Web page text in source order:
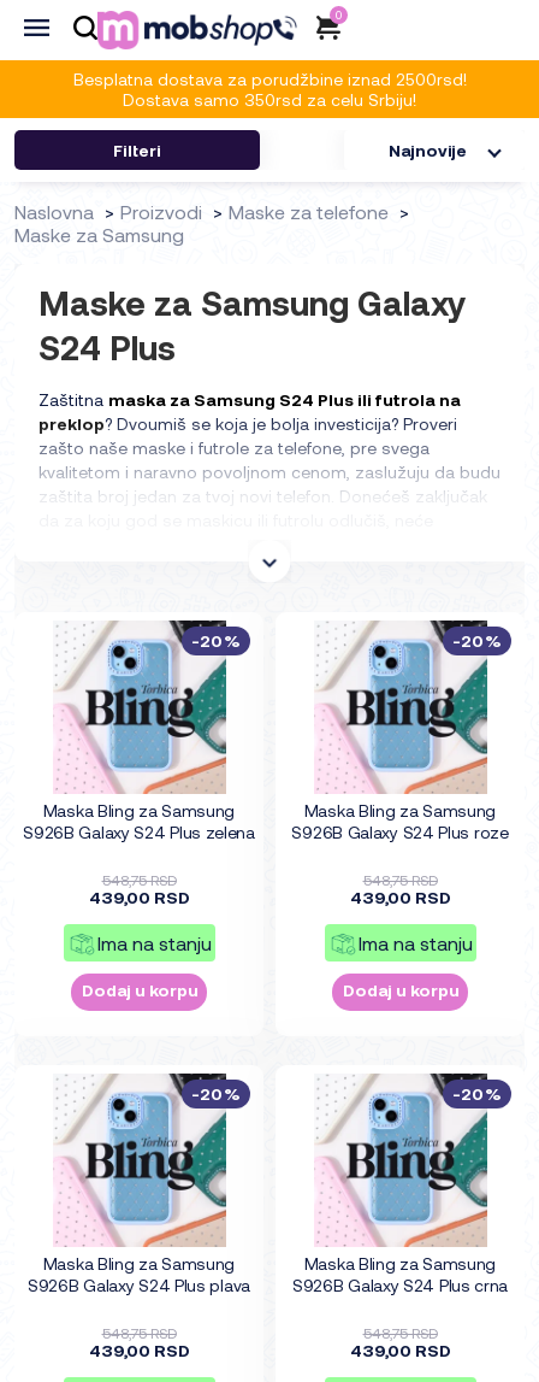
0
Besplatna dostava za porudžbine iznad 2500rsd!
Dostava samo 350rsd za celu Srbiju!
Filteri Najnovije
Naslovna Proizvodi
Maske za telefone
Maske za Samsung
Maske za Samsung Galaxy
S24 Plus
Zaštitna maska za Samsung S24 Plus ili futrola na
preklop? Dvoumiš se koja je bolja investicija? Proveri
zašto naše maske i futrole za telefone, pre svega
kvalitetom i naravno povoljnom cenom, zaslužuju da budu
zaštita broj jedan za tvoj novi telefon. Donećeš zaključak
Maska Bling za Samsung
S926B Galaxy S24 Plus zelena
548,75 RSD
439,00 RSD
Ima na stanju
Dodaj u korpu
-20%
Maska Bling za Samsung
S926B Galaxy S24 Plus roze
548,75 RSD
439,00 RSD
Ima na stanju
Dodaj u korpu
-20%
Maska Bling za Samsung
S926B Galaxy S24 Plus plava
548,75 RSD
439,00 RSD
-20%
Maska Bling za Samsung
S926B Galaxy S24 Plus crna
548,75 RSD
439,00 RSD
-20%